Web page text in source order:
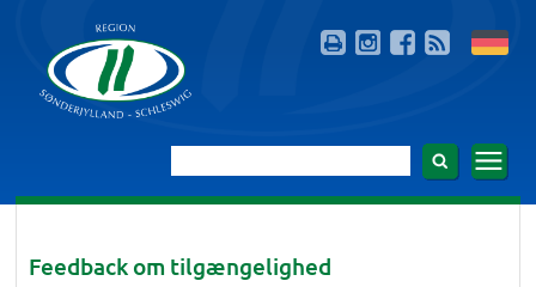
Feedback om tilgængelighed